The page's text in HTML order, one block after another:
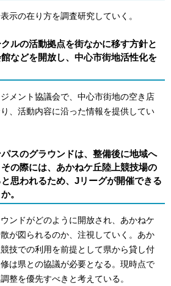
示の在り方を調査研究していく。
ルの活動拠点を街なかに移す方針と
などを開放し、中心市街地活性化を
メント協議会で、中心市街地の空き店
、活動内容に沿った情報を提供してい
スのグラウンドは、整備後に地域へ
の際には、あかねケ丘陸上競技場の
思われるため、Jリーグが開催できる
。
ンドがどのように開放され、あかねケ
が図られるのか、注視していく。あか
技での利用を前提として県から貸し付
は県との協議が必要となる。現時点で
整を優先すべきと考えている。